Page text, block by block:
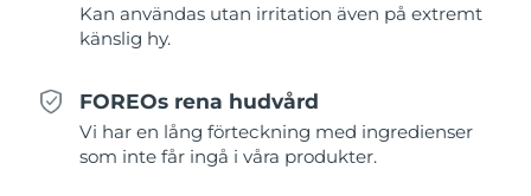
Kan användas utan irritation även på extremt
känslig hy.
FOREOs rena hudvård
Vi har en lång förteckning med ingredienser
som inte får ingå i våra produkter.